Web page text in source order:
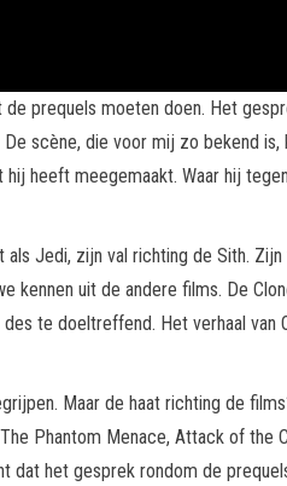
prequels moeten doen. Het
scène, die voor mij zo bekend
heeft meegemaakt. Waar hij
Jedi, zijn val richting de Sith.
kennen uit de andere films. De
te doeltreffend. Het verhaal van
Maar de haat richting de
Phantom Menace, Attack of the
dat het gesprek rondom de